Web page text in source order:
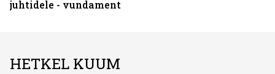
juhtidele - vundament
HETKEL KUUM